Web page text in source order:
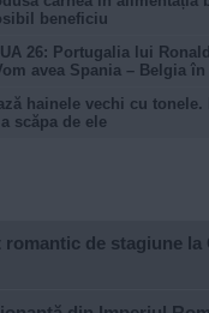
beneficiu
26: Portugalia lui
avea Spania – Belgia
hainele vechi cu tonele.
scăpa de ele
de stagiune la